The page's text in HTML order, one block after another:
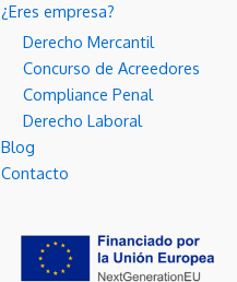
¿Eres empresa?
Derecho Mercantil
Concurso de Acreedores
Compliance Penal
Derecho Laboral
Blog
Contacto